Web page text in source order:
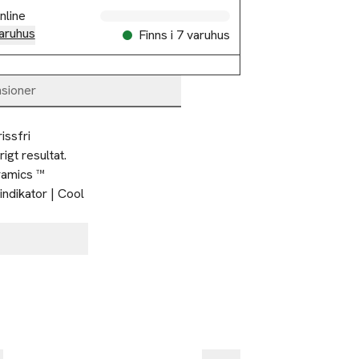
Finns i 7 varuhus
resultat.
™
| Cool